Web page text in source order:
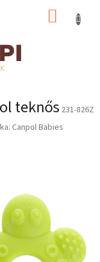
KOSÁR
teknős 231-826Z
Canpol Babies